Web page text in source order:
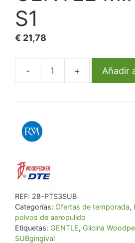
S1
€ 21,78
Glicina
GENTLE
Añadir
REF: 28-PTS3SUB
Categorías: Ofertas de temporada,
polvos de aeropulido
Etiquetas: GENTLE, Glicina
SUBgingival